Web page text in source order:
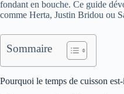
fondant en bouche. Ce guide
comme Herta, Justin Bridou ou
Sommaire
Pourquoi le temps de cuisson